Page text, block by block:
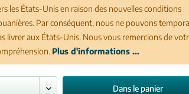
les États-Unis en raison des nouvelles conditions
Par conséquent, nous ne pouvons
livrer aux États-Unis. Nous vous remercions de
Plus d'informations ...
Dans le panier